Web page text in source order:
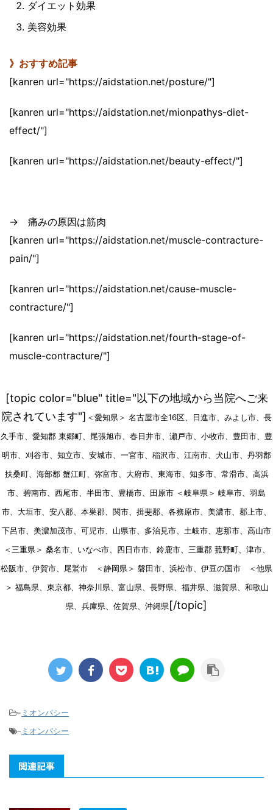
ダイエット効果
美容効果
》おすすめ記事
[kanren url="https://aidstation.net/posture/"]
[kanren url="https://aidstation.net/mionpathys-diet-
effect/"]
[kanren url="https://aidstation.net/beauty-effect/"]
→ 痛みの原因は筋肉
[kanren url="https://aidstation.net/muscle-contracture-
pain/"]
[kanren url="https://aidstation.net/cause-muscle-
contracture/"]
[kanren url="https://aidstation.net/fourth-stage-of-
muscle-contracture/"]
[topic color="blue" title="以下の地域から当院へご来
院されています"] ＜愛知県＞ 名古屋市全16区、日進市、みよし市、長
久手市、愛知郡 東郷町、尾張旭市、春日井市、瀬戸市、小牧市、豊田市、豊
明市、刈谷市、知立市、安城市、一宮市、稲沢市、江南市、犬山市、丹羽郡
扶桑町、海部郡 蟹江町、弥富市、大府市、東海市、知多市、常滑市、高浜
市、碧南市、西尾市、半田市、豊橋市、田原市 ＜岐阜県＞ 岐阜市、羽島
市、大垣市、安八郡、本巣郡、関市、揖斐郡、各務原市、美濃市、郡上市、
下呂市、美濃加茂市、可児市、山県市、多治見市、土岐市、恵那市、高山市
＜三重県＞ 桑名市、いなべ市、四日市市、鈴鹿市、三重郡 菰野町、津市、
松阪市、伊賀市、尾鷲市 ＜静岡県＞ 磐田市、浜松市、伊豆の国市 ＜他県
＞ 福島県、東京都、神奈川県、富山県、長野県、福井県、滋賀県、和歌山
県、兵庫県、佐賀県、沖縄県[/topic]
- ミオンパシー
- ミオンパシー
関連記事